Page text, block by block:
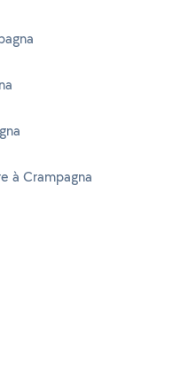
à Crampagna